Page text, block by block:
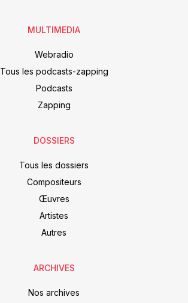
MULTIMEDIA
Webradio
Tous les podcasts-zapping
Podcasts
Zapping
DOSSIERS
Tous les dossiers
Compositeurs
Œuvres
Artistes
Autres
ARCHIVES
Nos archives